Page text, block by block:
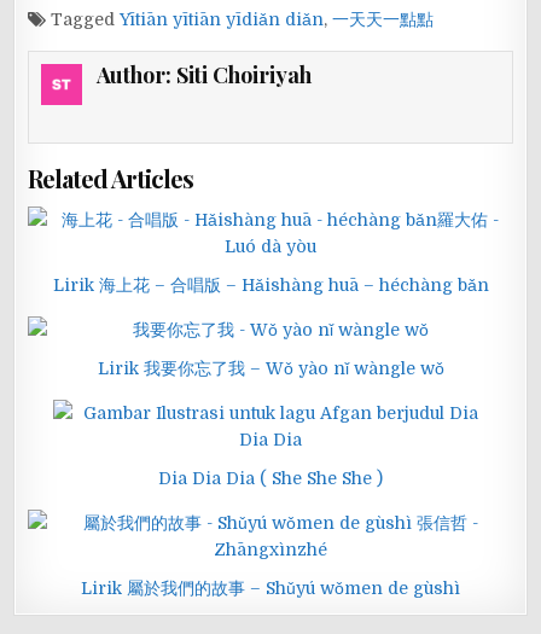
TaggedYītiān yītiān yīdiǎn diǎn,一天天一點點
Author: Siti Choiriyah
Related Articles
Lirik 海上花 – 合唱版 – Hǎishàng huā – héchàng bǎn
Lirik 我要你忘了我 – Wǒ yào nǐ wàngle wǒ
Dia Dia Dia ( She She She )
Lirik 屬於我們的故事 – Shǔyú wǒmen de gùshì